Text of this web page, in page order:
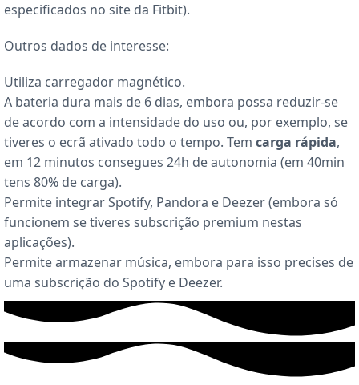
especificados no site da Fitbit).
Outros dados de interesse:
Utiliza carregador magnético.
A bateria dura mais de 6 dias, embora possa reduzir-se
de acordo com a intensidade do uso ou, por exemplo, se
tiveres o ecrã ativado todo o tempo. Tem carga rápida,
em 12 minutos consegues 24h de autonomia (em 40min
tens 80% de carga).
Permite integrar Spotify, Pandora e Deezer (embora só
funcionem se tiveres subscrição premium nestas
aplicações).
Permite armazenar música, embora para isso precises de
uma subscrição do Spotify e Deezer.